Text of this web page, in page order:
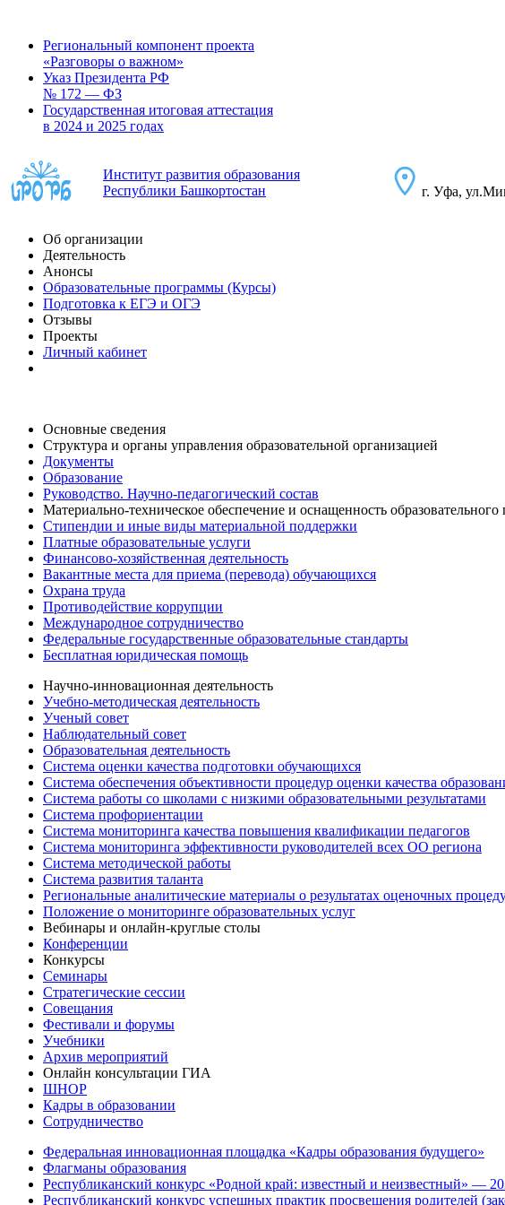
Региональный компонент проекта
«Разговоры о важном»
Указ Президента РФ
№ 172 — ФЗ
Государственная итоговая аттестация
в 2024 и 2025 годах
Институт развития образования
Республики Башкортостан
г. Уфа,
Об организации
Деятельность
Анонсы
Образовательные программы (Курсы)
Подготовка к ЕГЭ и ОГЭ
Отзывы
Проекты
Личный кабинет
Основные сведения
Структура и органы управления образовательной организацией
Документы
Образование
Руководство. Научно-педагогический состав
Материально-техническое обеспечение и оснащенность образовательного
Стипендии и иные виды материальной поддержки
Платные образовательные услуги
Финансово-хозяйственная деятельность
Вакантные места для приема (перевода) обучающихся
Охрана труда
Противодействие коррупции
Международное сотрудничество
Федеральные государственные образовательные стандарты
Бесплатная юридическая помощь
Научно-инновационная деятельность
Учебно-методическая деятельность
Ученый совет
Наблюдательный совет
Образовательная деятельность
Система оценки качества подготовки обучающихся
Система обеспечения объективности процедур оценки качества
Система работы со школами с низкими образовательными результатами
Система профориентации
Система мониторинга качества повышения квалификации педагогов
Система мониторинга эффективности руководителей всех ОО региона
Система методической работы
Система развития таланта
Региональные аналитические материалы о результатах оценочных
Положение о мониторинге образовательных услуг
Вебинары и онлайн-круглые столы
Конференции
Конкурсы
Семинары
Стратегические сессии
Совещания
Фестивали и форумы
Учебники
Архив мероприятий
Онлайн консультации ГИА
ШНОР
Кадры в образовании
Сотрудничество
Федеральная инновационная площадка «Кадры образования будущего»
Флагманы образования
Республиканский конкурс «Родной край: известный и неизвестный» —
Республиканский конкурс успешных практик просвещения родителей